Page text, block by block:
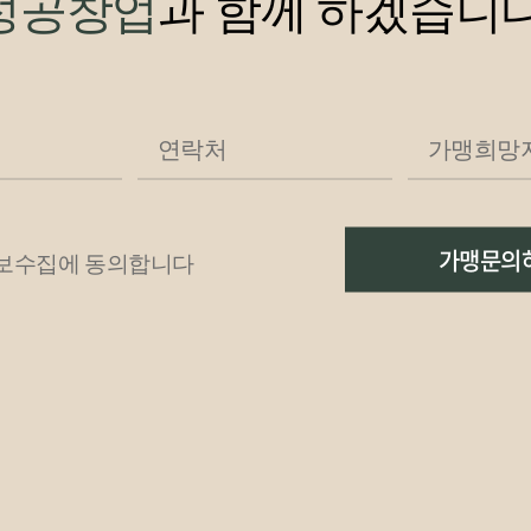
공창업과 함께 하겠습니
수집에 동의합니다 가맹문의